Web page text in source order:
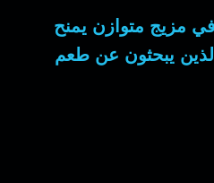
في مزيج متوازن يمنح
يبحثون عن طعم